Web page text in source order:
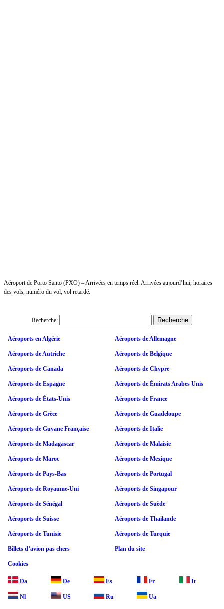
Aéroport de Porto Santo (PXO) – Arrivées en temps réel. Arrivées aujourd’hui, horaires
des vols, numéro du vol, vol retardé.
Recherche:
Aéroports en Algérie Aéroports de Allemagne
Aéroports de Autriche Aéroports de Belgique
Aéroports de Canada Aéroports de Chypre
Aéroports de Espagne Aéroports de Émirats Arabes Unis
Aéroports de États-Unis Aéroports de France
Aéroports de Grèce Aéroports de Guadeloupe
Aéroports de Guyane Française Aéroports de Italie
Aéroports de Madagascar Aéroports de Malaisie
Aéroports de Maroc Aéroports de Mexique
Aéroports de Pays-Bas Aéroports de Portugal
Aéroports de Royaume-Uni Aéroports de Singapour
Aéroports de Sénégal Aéroports de Suède
Aéroports de Suisse Aéroports de Thaïlande
Aéroports de Tunisie Aéroports de Turquie
Billets d’avion pas chers Plan du site
Cookies
Da De Es Fr It
Nl US Ru Ua